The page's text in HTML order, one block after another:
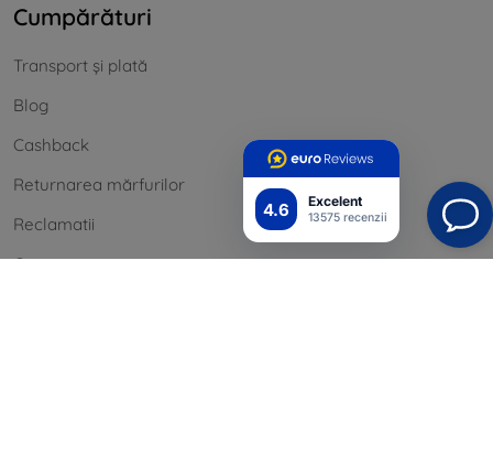
4.6 Excelent
13575 recenzii
Cumpărături
Transport și plată
Blog
Cashback
Returnarea mărfurilor
Reclamatii
Contact